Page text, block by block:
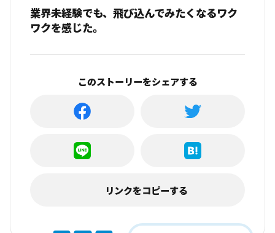
業界未経験でも、飛び込んでみたくなるワク
ワクを感じた。
このストーリーをシェアする
リンクをコピーする